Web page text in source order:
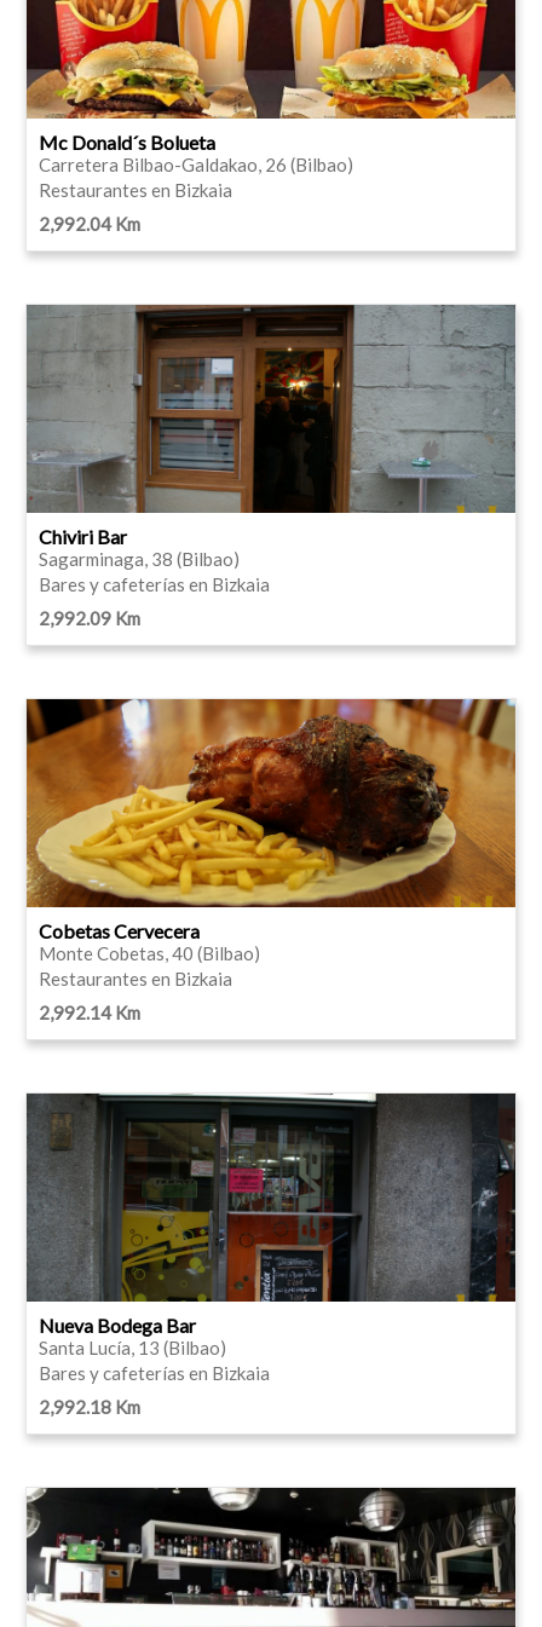
Mc Donald´s Bolueta
Carretera Bilbao-Galdakao, 26 (Bilbao)
Restaurantes en Bizkaia
2,992.04 Km
Chiviri Bar
Sagarminaga, 38 (Bilbao)
Bares y cafeterías en Bizkaia
2,992.09 Km
Cobetas Cervecera
Monte Cobetas, 40 (Bilbao)
Restaurantes en Bizkaia
2,992.14 Km
Nueva Bodega Bar
Santa Lucía, 13 (Bilbao)
Bares y cafeterías en Bizkaia
2,992.18 Km